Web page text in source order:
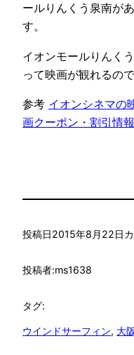
ールりんくう泉南が
す。
イオンモールりんく
って映画が観れるの
参考 イオンシネマの
画クーポン・割引情報
投稿日2015年8月22日
投稿者:ms1638
タグ:
ウインドサーフィン, 大